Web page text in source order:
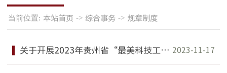
当前位置: 本站首页 -> 综合事务 -> 规章制度
关于开展2023年贵州省“最美科技工作者”推荐工作的通知 2023-11-17